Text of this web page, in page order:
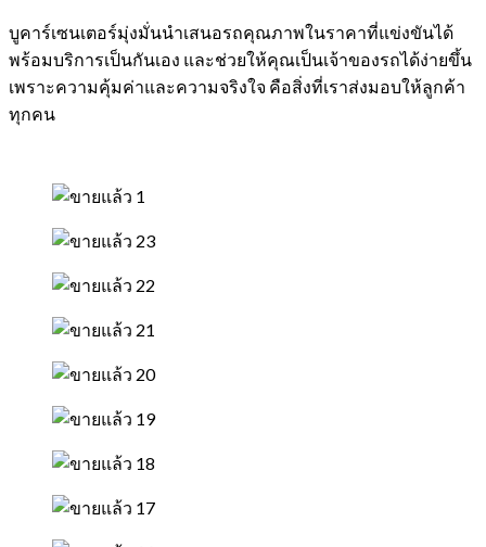
บูคาร์เซนเตอร์มุ่งมั่นนำเสนอรถคุณภาพในราคาที่แข่งขันได้
พร้อมบริการเป็นกันเอง และช่วยให้คุณเป็นเจ้าของรถได้ง่ายขึ้น
เพราะความคุ้มค่าและความจริงใจ คือสิ่งที่เราส่งมอบให้ลูกค้า
ทุกคน